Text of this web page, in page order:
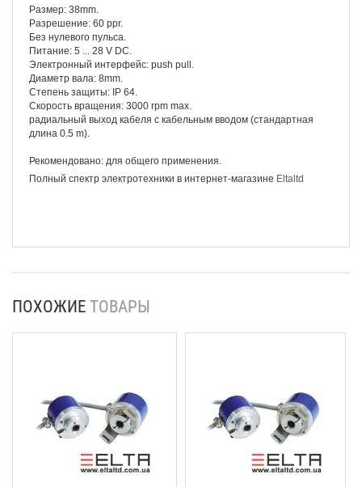
Размер: 38mm.
Разрешение: 60 ppr.
Без нулевого пульса.
Питание: 5 ... 28 V DC.
Электронный интерфейс: push pull.
Диаметр вала: 8mm.
Степень защиты: IP 64.
Скорость вращения: 3000 rpm max.
радиальный выход кабеля с кабельным вводом (стандартная
длина 0.5 m).
Рекомендовано: для общего применения.
Полный спектр электротехники в интернет-магазине Eltaltd
ПОХОЖИЕ ТОВАРЫ